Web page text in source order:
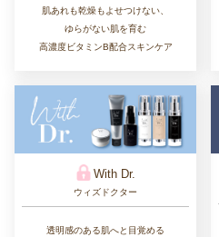
肌あれも乾燥もよせつけない、
ゆらがない肌を育む
高濃度ビタミンB配合スキンケア
With Dr.
ウィズドクター
透明感のある肌へと目覚める